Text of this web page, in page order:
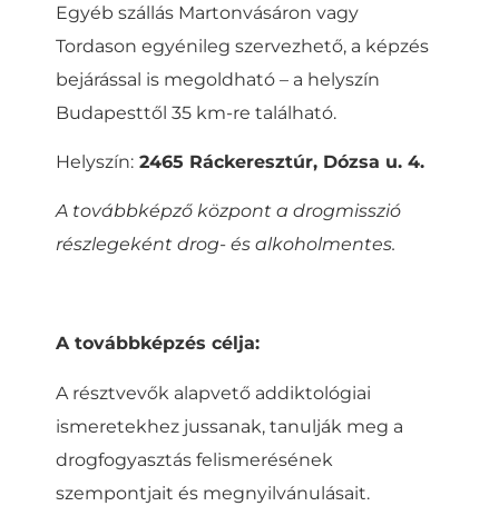
Egyéb szállás Martonvásáron vagy
Tordason egyénileg szervezhető, a képzés
bejárással is megoldható – a helyszín
Budapesttől 35 km-re található.
Helyszín: 2465 Ráckeresztúr, Dózsa u. 4.
A továbbképző központ a drogmisszió
részlegeként drog- és alkoholmentes.
A továbbképzés célja:
A résztvevők alapvető addiktológiai
ismeretekhez jussanak, tanulják meg a
drogfogyasztás felismerésének
szempontjait és megnyilvánulásait.